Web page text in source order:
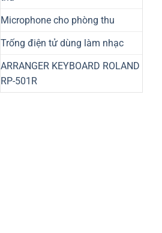
Microphone cho phòng thu
Trống điện tử dùng làm nhạc
ARRANGER KEYBOARD ROLAND
RP-501R